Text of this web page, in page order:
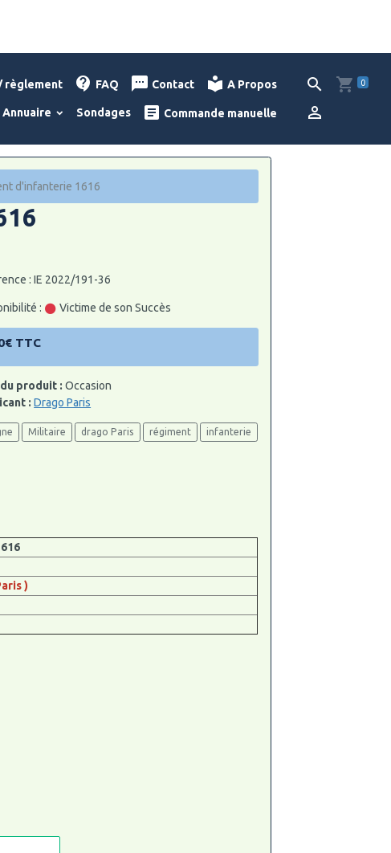
règlement FAQ Contact A Propos
Annuaire Sondages Commande manuelle
0
d'infanterie 1616
: IE 2022/191-36
: Victime de son Succès
TTC
produit : Occasion
: Drago Paris
Militaire drago Paris régiment infanterie
)